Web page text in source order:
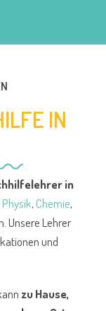
IN
in
Physik,Chemie,
Unsere Lehrer
und
zu Hause,